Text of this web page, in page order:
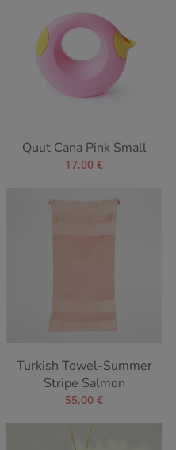
Quut Cana Pink Small
17,00€
Turkish Towel-Summer
Stripe Salmon
55,00€